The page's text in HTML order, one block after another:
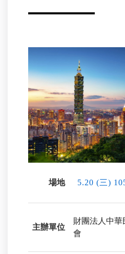
場地 5.20 (三)
主辦單位
財團法人中華
會